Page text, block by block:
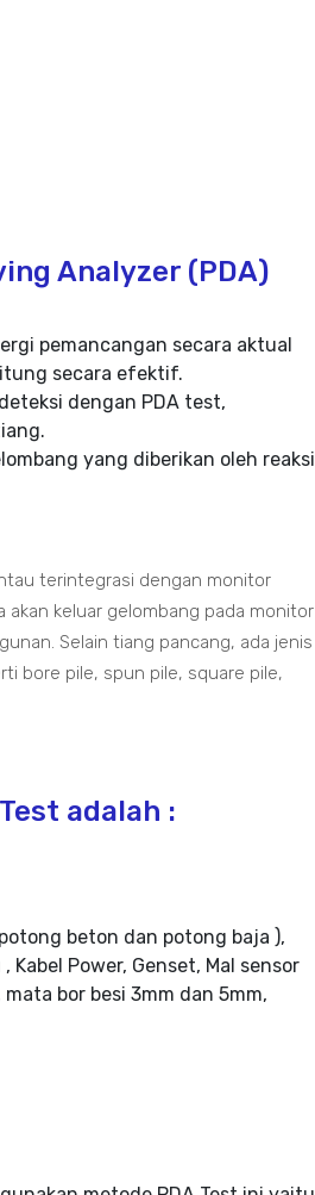
Analyzer (PDA)
pemancangan secara aktual
secara efektif.
dengan PDA test,
yang diberikan oleh reaksi
terintegrasi dengan monitor
akan keluar gelombang pada monitor
Selain tiang pancang, ada jenis
bore pile, spun pile, square pile,
adalah :
beton dan potong baja ),
Power, Genset, Mal sensor
bor besi 3mm dan 5mm,